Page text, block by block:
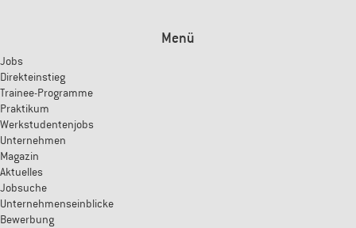
Menü
Jobs
Direkteinstieg
Trainee-Programme
Praktikum
Werkstudentenjobs
Unternehmen
Magazin
Aktuelles
Jobsuche
Unternehmenseinblicke
Bewerbung